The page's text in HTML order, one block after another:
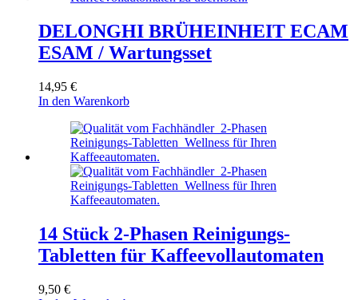
DELONGHI BRÜHEINHEIT ECAM
ESAM / Wartungsset
14,95 €
In den Warenkorb
14 Stück 2-Phasen Reinigungs-
Tabletten für Kaffeevollautomaten
9,50 €